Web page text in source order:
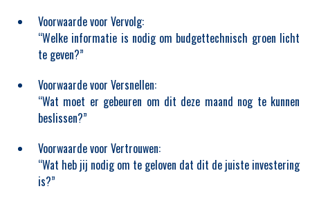
Voorwaarde voor Vervolg:
“Welke informatie is nodig om budgettechnisch groen licht
te geven?”
Voorwaarde voor Versnellen:
“Wat moet er gebeuren om dit deze maand nog te kunnen
beslissen?”
Voorwaarde voor Vertrouwen:
“Wat heb jij nodig om te geloven dat dit de juiste investering
is?”